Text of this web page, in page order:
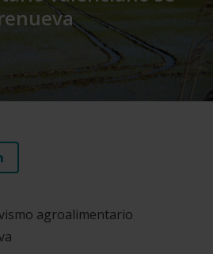
agroalimentario